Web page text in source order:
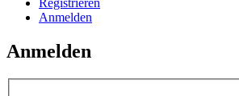
Anmelden
Anmelden